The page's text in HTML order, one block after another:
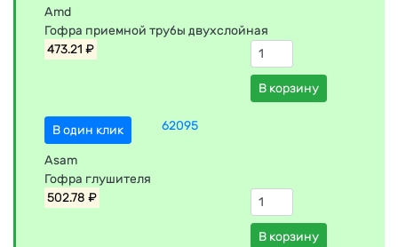
Amd
Гофра приемной трубы двухслойная
473.21 ₽
В корзину
В один клик 62095
Asam
Гофра глушителя
502.78 ₽
В корзину